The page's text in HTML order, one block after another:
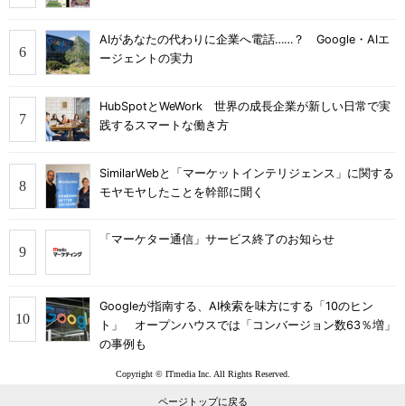
AIがあなたの代わりに企業へ電話……？ Google・AIエ
ージェントの実力
HubSpotとWeWork 世界の成長企業が新しい日常で実
践するスマートな働き方
SimilarWebと「マーケットインテリジェンス」に関する
モヤモヤしたことを幹部に聞く
「マーケター通信」サービス終了のお知らせ
Googleが指南する、AI検索を味方にする「10のヒン
ト」 オープンハウスでは「コンバージョン数63％増」
の事例も
Copyright © ITmedia Inc. All Rights Reserved.
ページトップに戻る